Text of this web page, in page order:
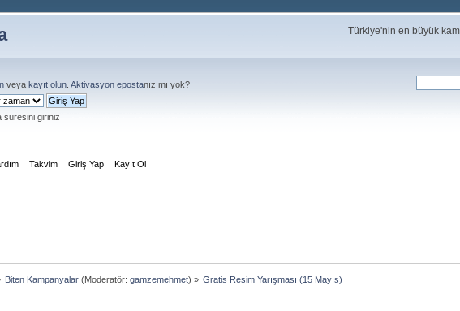
Türkiye'nin en büyük
veya kayıt olun Aktivasyon epostanız mı yok?
süresini giriniz
Takvim Giriş Yap Kayıt Ol
Biten Kampanyalar(Moderatör: gamzemehmet) » Gratis Resim Yarışması (15 Mayıs)